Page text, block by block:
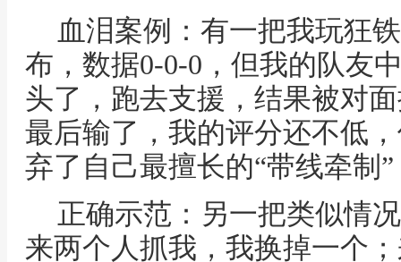
血泪案例：有一把我玩狂
布，数据0-0-0，但我的队友
头了，跑去支援，结果被对
最后输了，我的评分还不低
弃了自己最擅长的“带线牵制
正确示范：另一把类似情
来两个人抓我，我换掉一个